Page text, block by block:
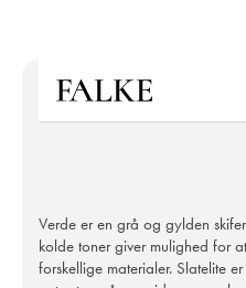
Verde er en grå og gylden
kolde toner giver mulighed for
forskellige materialer. Slatelite